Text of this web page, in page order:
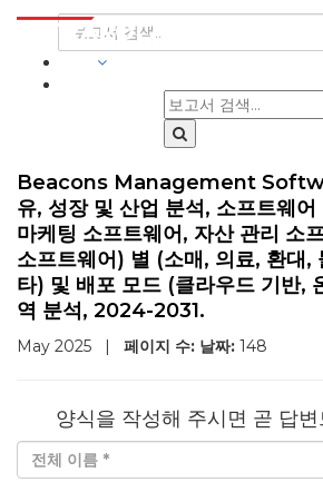
Beacons Management
유, 성장 및 산업 분석, 소프트웨
마케팅 소프트웨어, 자산 관리 소
소프트웨어) 별 (소매, 의료, 환대,
타) 및 배포 모드 (클라우드 기반,
역 분석, 2024-2031.
May 2025 | 페이지 수: 날짜: 148
양식을 작성해 주시면 곧 답